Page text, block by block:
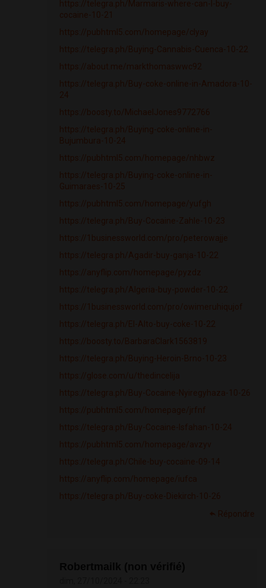
https://telegra.ph/Marmaris-where-can-I-buy-
cocaine-10-21
https://pubhtml5.com/homepage/clyay
https://telegra.ph/Buying-Cannabis-Cuenca-10-22
https://about.me/markthomaswwc92
https://telegra.ph/Buy-coke-online-in-Amadora-10-
24
https://boosty.to/MichaelJones9772766
https://telegra.ph/Buying-coke-online-in-
Bujumbura-10-24
https://pubhtml5.com/homepage/nhbwz
https://telegra.ph/Buying-coke-online-in-
Guimaraes-10-25
https://pubhtml5.com/homepage/yufgh
https://telegra.ph/Buy-Cocaine-Zahle-10-23
https://1businessworld.com/pro/peterowajje
https://telegra.ph/Agadir-buy-ganja-10-22
https://anyflip.com/homepage/pyzdz
https://telegra.ph/Algeria-buy-powder-10-22
https://1businessworld.com/pro/owimeruhiqujof
https://telegra.ph/El-Alto-buy-coke-10-22
https://boosty.to/BarbaraClark1563819
https://telegra.ph/Buying-Heroin-Brno-10-23
https://glose.com/u/thedincelija
https://telegra.ph/Buy-Cocaine-Nyiregyhaza-10-26
https://pubhtml5.com/homepage/jrfnf
https://telegra.ph/Buy-Cocaine-Isfahan-10-24
https://pubhtml5.com/homepage/avzyv
https://telegra.ph/Chile-buy-cocaine-09-14
https://anyflip.com/homepage/iufca
https://telegra.ph/Buy-coke-Diekirch-10-26
Répondre